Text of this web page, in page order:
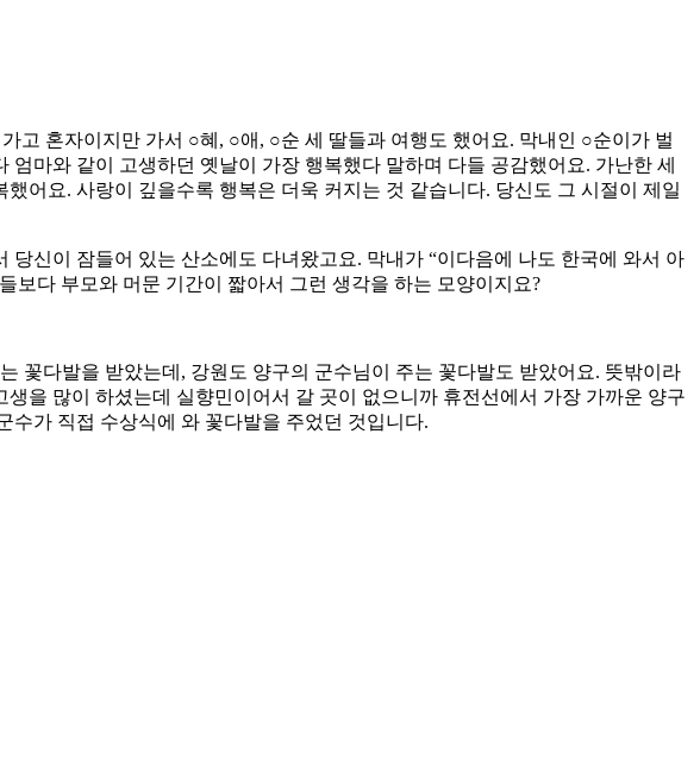
고 혼자이지만 가서 ○혜, ○애, ○순 세 딸들과 여행도 했어요. 막내인 ○순이가 벌
마와 같이 고생하던 옛날이 가장 행복했다 말하며 다들 공감했어요. 가난한 세
어요. 사랑이 깊을수록 행복은 더욱 커지는 것 같습니다. 당신도 그 시절이 제일
신이 잠들어 있는 산소에도 다녀왔고요. 막내가 “이다음에 나도 한국에 와서 아
보다 부모와 머문 기간이 짧아서 그런 생각을 하는 모양이지요?
꽃다발을 받았는데, 강원도 양구의 군수님이 주는 꽃다발도 받았어요. 뜻밖이라
을 많이 하셨는데 실향민이어서 갈 곳이 없으니까 휴전선에서 가장 가까운 양구
수가 직접 수상식에 와 꽃다발을 주었던 것입니다.